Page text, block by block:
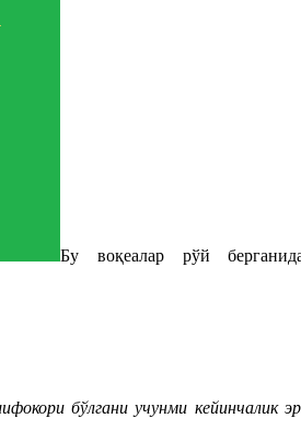
Бу воқеалар рўй
бўлгани учунми кейинчалик